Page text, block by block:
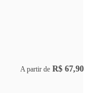
A partir de R$ 67,90